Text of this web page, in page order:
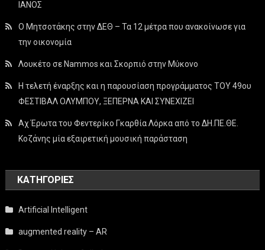
ΙΑΝΟΣ
Ο Μητσοτάκης στην ΔΕΘ – Τα 12 μέτρα που ανακοίνωσε για
την οικονομία
Λουκέτο σε Nammos και Σκορπιό στην Μύκονο
Η τελετή έναρξης και η παρουσίαση προγράμματος ΤΟΥ 49ου
ΦΕΣΤΙΒΑΛ ΟΛΥΜΠΟΥ, ΞΕΠΕΡΝΑ ΚΑΙ ΣΥΝΕΧΙΖΕΙ
Αχ Έρωτα του Φεντερίκο Γκαρθία Λόρκα από το ΔΗ.ΠΕ.ΘΕ.
Κοζάνης μία εξαιρετική μουσική παράσταση
KΑΤΗΓΟΡΊΕΣ
Artificial Intelligent
augmented reality – AR